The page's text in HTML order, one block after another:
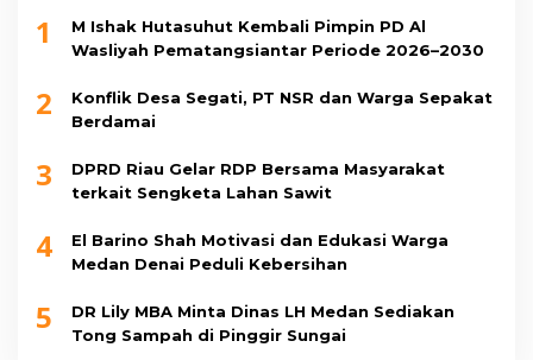
1
M Ishak Hutasuhut Kembali Pimpin PD Al
Wasliyah Pematangsiantar Periode 2026–2030
2
Konflik Desa Segati, PT NSR dan Warga Sepakat
Berdamai
3
DPRD Riau Gelar RDP Bersama Masyarakat
terkait Sengketa Lahan Sawit
4
El Barino Shah Motivasi dan Edukasi Warga
Medan Denai Peduli Kebersihan
5
DR Lily MBA Minta Dinas LH Medan Sediakan
Tong Sampah di Pinggir Sungai